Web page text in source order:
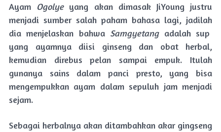
Ayam Ogolyeyang akan dimasak JiYoung justru
menjadi sumber salah paham bahasa lagi, jadilah
dia menjelaskan bahwa Samgyetangadalah sup
yang ayamnya diisi ginseng dan obat herbal,
kemudian direbus pelan sampai empuk. Itulah
gunanya sains dalam panci presto, yang bisa
mengempukkan ayam dalam sepuluh jam menjadi
sejam.
Sebagai herbalnya akan ditambahkan akar gingseng